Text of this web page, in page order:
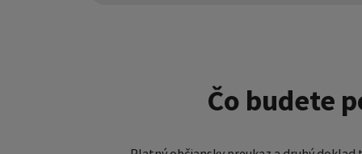
Čo budete